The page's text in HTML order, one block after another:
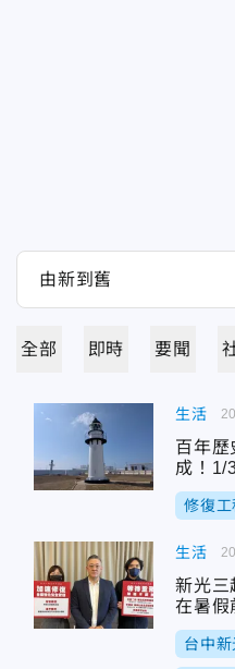
全部 即時 要聞
生活
百年歷
成！1/
修復工
生活
新光
在暑假
台中